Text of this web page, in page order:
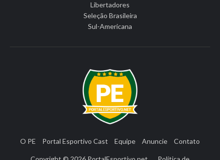
Libertadores
Seleção Brasileira
Sul-Americana
O PE Portal Esportivo Cast Equipe Anuncie Contato